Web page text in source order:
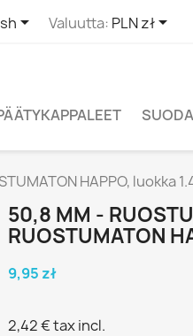
 Valuutta: PLN zł
HAPPO, luokka
50,8 MM -
RUOSTUMATON
9,95 zł
2,42 €tax incl.